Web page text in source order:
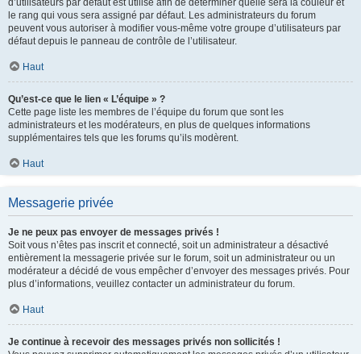
le rang qui vous sera assigné par défaut. Les administrateurs du forum
peuvent vous autoriser à modifier vous-même votre groupe d’utilisateurs par
défaut depuis le panneau de contrôle de l’utilisateur.
Haut
Qu’est-ce que le lien « L’équipe » ?
Cette page liste les membres de l’équipe du forum que sont les
administrateurs et les modérateurs, en plus de quelques informations
supplémentaires tels que les forums qu’ils modèrent.
Haut
Messagerie privée
Je ne peux pas envoyer de messages privés !
Soit vous n’êtes pas inscrit et connecté, soit un administrateur a désactivé
entièrement la messagerie privée sur le forum, soit un administrateur ou un
modérateur a décidé de vous empêcher d’envoyer des messages privés. Pour
plus d’informations, veuillez contacter un administrateur du forum.
Haut
Je continue à recevoir des messages privés non sollicités !